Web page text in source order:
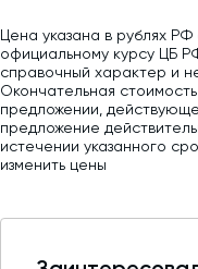
Цена указана в рублях
официальному курсу ЦБ
справочный характер и
Окончательная
предложении,
предложение
истечении указанного
изменить цены